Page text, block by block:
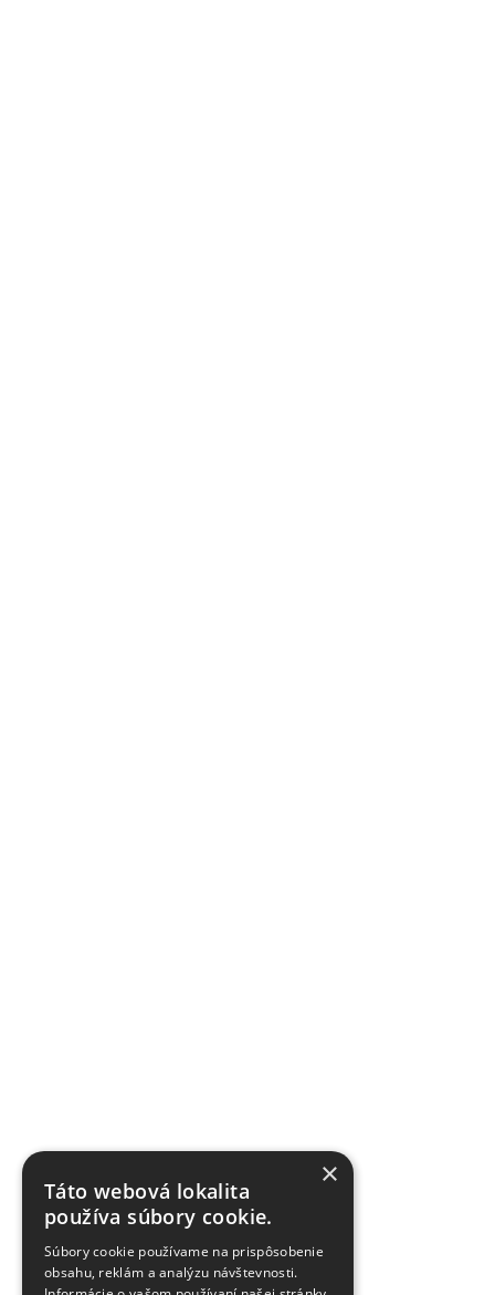
×
Táto webová lokalita
používa súbory cookie.
Súbory cookie používame na prispôsobenie
obsahu, reklám a analýzu návštevnosti.